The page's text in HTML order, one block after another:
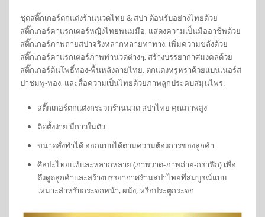
ชุดสติ๊กเกอร์ตกแต่งร้านนวดไทย & สปา ต้อนรับอย่างไทยด้วย
สติ๊กเกอร์คาแรกเตอร์หญิงไทยพนมมือ, แสดงความเป็นมืออาชีพด้วย
สติ๊กเกอร์ภาพถ่ายสปาจริงหลากหลายท่าทาง, เพิ่มความขลังด้วย
สติ๊กเกอร์คาแรกเตอร์ภาพท่านวดต่างๆ, สร้างบรรยากาศมงคลด้วย
สติ๊กเกอร์ต้นโพธิ์ทอง-พื้นหลังลายไทย, ตกแต่งหรูหราด้วยแบนเนอร์ส
ปาชมพู-ทอง, และสื่อความเป็นไทยด้วยภาพลูกประคบสมุนไพร.
สติ๊กเกอร์ตกแต่งกระจกร้านนวด สปาไทย คุณภาพสูง
ติดตั้งง่าย มีกาวในตัว
ขนาดสั่งทำได้ ออกแบบได้ตามความต้องการของลูกค้า
ศิลปะไทยแท้และหลากหลาย (ภาพวาด-ภาพถ่าย-กราฟิก) เพื่อ
ดึงดูดลูกค้าและสร้างบรรยากาศร้านสปาไทยที่สมบูรณ์แบบ
เหมาะสำหรับกระจกหน้า, ผนัง, หรือประตูกระจก